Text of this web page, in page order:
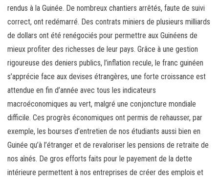
rendus à la Guinée. De nombreux chantiers arrêtés, faute de suivi
correct, ont redémarré. Des contrats miniers de plusieurs milliards
de dollars ont été renégociés pour permettre aux Guinéens de
mieux profiter des richesses de leur pays. Grâce à une gestion
rigoureuse des deniers publics, l’inflation recule, le franc guinéen
s’apprécie face aux devises étrangères, une forte croissance est
attendue en fin d’année avec tous les indicateurs
macroéconomiques au vert, malgré une conjoncture mondiale
difficile. Ces progrès économiques ont permis de rehausser, par
exemple, les bourses d’entretien de nos étudiants aussi bien en
Guinée qu’à l’étranger et de revaloriser les pensions de retraite de
nos aînés. De gros efforts faits pour le payement de la dette
intérieure permettent à nos entreprises de créer des emplois et